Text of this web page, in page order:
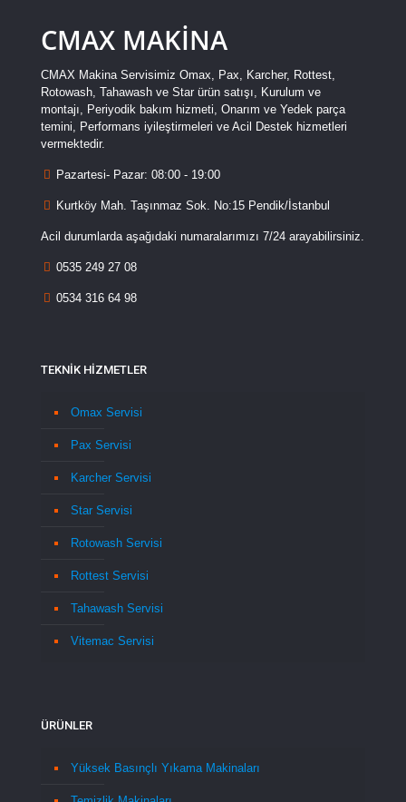
CMAX MAKİNA
CMAX Makina Servisimiz Omax, Pax, Karcher, Rottest,
Rotowash, Tahawash ve Star ürün satışı, Kurulum ve
montajı, Periyodik bakım hizmeti, Onarım ve Yedek parça
temini, Performans iyileştirmeleri ve Acil Destek hizmetleri
vermektedir.
Pazartesi- Pazar: 08:00 - 19:00
Kurtköy Mah. Taşınmaz Sok. No:15 Pendik/İstanbul
Acil durumlarda aşağıdaki numaralarımızı 7/24 arayabilirsiniz.
0535 249 27 08
0534 316 64 98
TEKNİK HİZMETLER
Omax Servisi
Pax Servisi
Karcher Servisi
Star Servisi
Rotowash Servisi
Rottest Servisi
Tahawash Servisi
Vitemac Servisi
ÜRÜNLER
Yüksek Basınçlı Yıkama Makinaları